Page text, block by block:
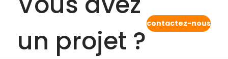
un projet ?
contactez-nous